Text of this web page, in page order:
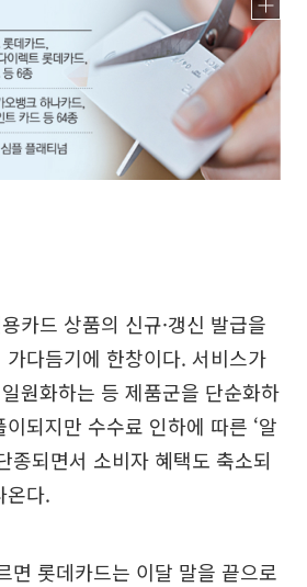
카드 상품의 신규·갱신 발급을
다듬기에 한창이다. 서비스가
원화하는 등 제품군을 단순화하
되지만 수수료 인하에 따른 ‘알
종되면서 소비자 혜택도 축소되
온다.
면 롯데카드는 이달 말을 끝으로